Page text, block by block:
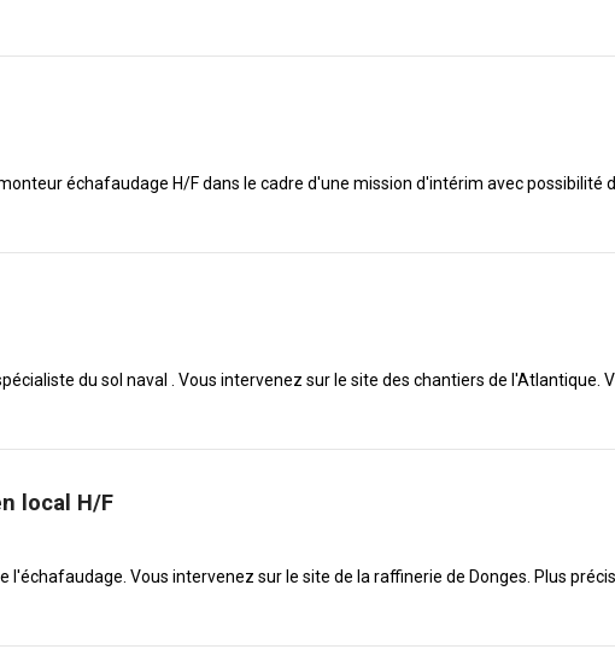
échafaudage H/F dans le cadre d'une mission d'intérim avec possibilité
du sol naval . Vous intervenez sur le site des chantiers de l'Atlantique.
local H/F
l'échafaudage. Vous intervenez sur le site de la raffinerie de Donges. Plus